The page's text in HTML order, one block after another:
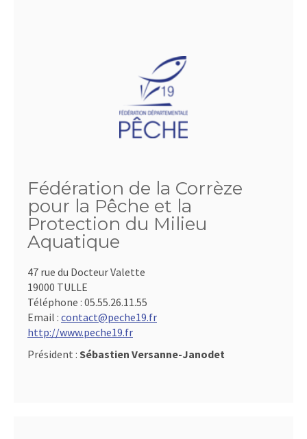
Fédération de la Corrèze
pour la Pêche et la
Protection du Milieu
Aquatique
47 rue du Docteur Valette
19000 TULLE
Téléphone : 05.55.26.11.55
Email : contact@peche19.fr
http://www.peche19.fr
Président : Sébastien Versanne-Janodet